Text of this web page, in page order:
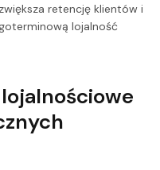
retencję klientów i
lojalność